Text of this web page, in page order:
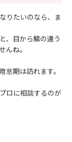
りたいのなら、ま
、目から鱗の違う
んね。
期は訪れます。
ロに相談するのが